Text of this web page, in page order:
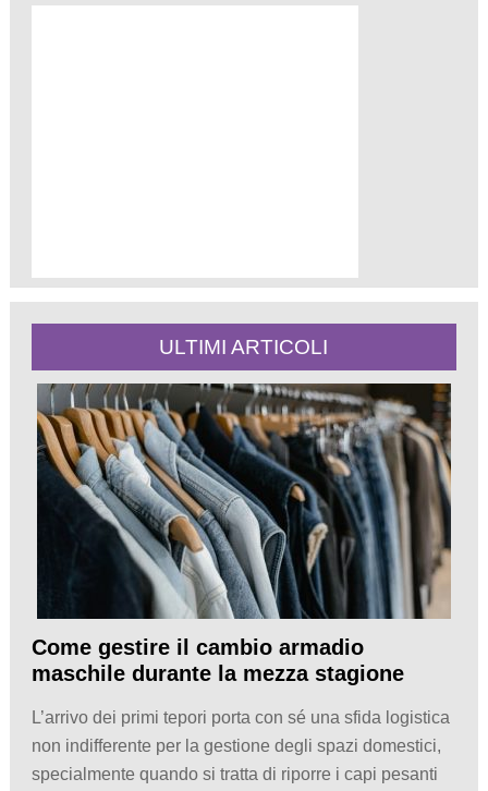
ULTIMI ARTICOLI
Come gestire il cambio armadio
maschile durante la mezza stagione
L’arrivo dei primi tepori porta con sé una sfida logistica
non indifferente per la gestione degli spazi domestici,
specialmente quando si tratta di riporre i capi pesanti